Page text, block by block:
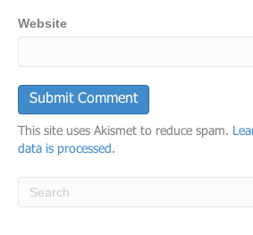
Website
This site uses Akismet to reduce spam.
data is processed.